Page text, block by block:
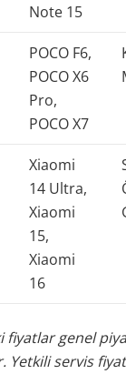
Note 15
POCO F6,
POCO X6
Pro,
POCO X7
Xiaomi
14 Ultra,
Xiaomi
15,
Xiaomi
16
fiyatlar genel
Yetkili servis